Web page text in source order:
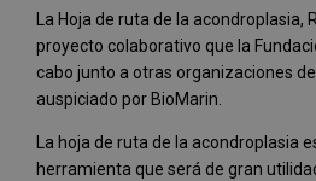
La Hoja de ruta de la acondroplasia,
proyecto colaborativo que la
cabo junto a otras organizaciones
auspiciado por BioMarin.
La hoja de ruta de la acondroplasia
herramienta que será de gran